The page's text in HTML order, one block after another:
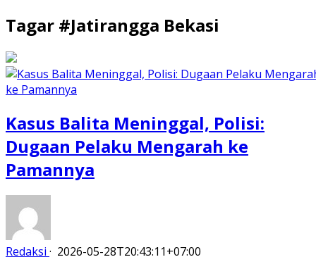
Tagar #Jatirangga Bekasi
Kasus Balita Meninggal, Polisi:
Dugaan Pelaku Mengarah ke
Pamannya
Redaksi · 2026-05-28T20:43:11+07:00